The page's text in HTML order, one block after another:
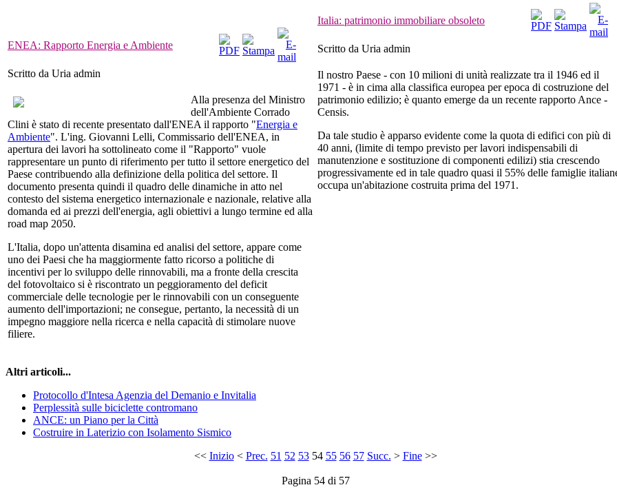
ENEA: Rapporto Energia e Ambiente
Scritto da Uria admin
Alla presenza del Ministro
dell'Ambiente Corrado
Clini è stato di recente presentato dall'ENEA il rapporto "Energia e
Ambiente". L'ing. Giovanni Lelli, Commissario dell'ENEA, in
apertura dei lavori ha sottolineato come il "Rapporto" vuole
rappresentare un punto di riferimento per tutto il settore energetico del
Paese contribuendo alla definizione della politica del settore. Il
documento presenta quindi il quadro delle dinamiche in atto nel
contesto del sistema energetico internazionale e nazionale, relative alla
domanda ed ai prezzi dell'energia, agli obiettivi a lungo termine ed alla
road map 2050.
L'Italia, dopo un'attenta disamina ed analisi del settore, appare come
uno dei Paesi che ha maggiormente fatto ricorso a politiche di
incentivi per lo sviluppo delle rinnovabili, ma a fronte della crescita
del fotovoltaico si è riscontrato un peggioramento del deficit
commerciale delle tecnologie per le rinnovabili con un conseguente
aumento dell'importazioni; ne consegue, pertanto, la necessità di un
impegno maggiore nella ricerca e nella capacità di stimolare nuove
filiere.
Italia: patrimonio immobiliare obsoleto
Scritto da Uria admin
Il nostro Paese - con 10 milioni di unità realizzate tra il 1946 ed il
1971 - è in cima alla classifica europea per epoca di costruzione del
patrimonio edilizio; è quanto emerge da un recente rapporto Ance -
Censis.
Da tale studio è apparso evidente come la quota di edifici con più di
40 anni, (limite di tempo previsto per lavori indispensabili di
manutenzione e sostituzione di componenti edilizi) stia crescendo
progressivamente ed in tale quadro quasi il 55% delle famiglie
occupa un'abitazione costruita prima del 1971.
Altri articoli...
Protocollo d'Intesa Agenzia del Demanio e Invitalia
Perplessità sulle biciclette contromano
ANCE: un Piano per la Città
Costruire in Laterizio con Isolamento Sismico
<< Inizio< Prec. 51 52 53 54 55 56 57 Succ. > Fine>>
Pagina 54 di 57